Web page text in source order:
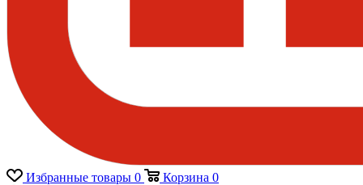
Избранные товары 0 Корзина 0